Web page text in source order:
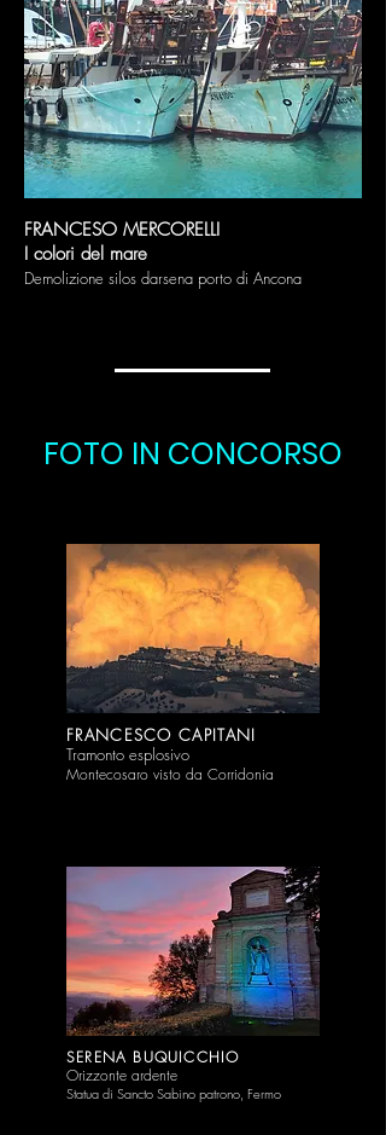
FRANCESO MERCORELLI
I colori del mare
Demolizione silos darsena porto di Ancona
FOTO IN CONCORSO
FRANCESCO CAPITANI
Tramonto esplosivo
Montecosaro visto da Corridonia
SERENA BUQUICCHIO
Orizzonte ardente
Statua di Sancto Sabino patrono, Fermo